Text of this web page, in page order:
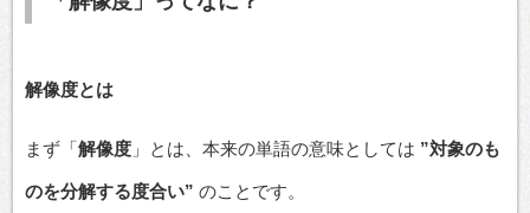
解像度とは
まず「解像度 」とは、本来の単語の意味としては ”対象のも
のを分解する度合い” のことです。